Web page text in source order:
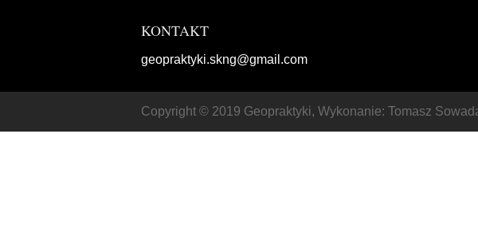
KONTAKT
geopraktyki.skng@gmail.com
Copyright © 2019 Geopraktyki, Wykonanie: Tomasz